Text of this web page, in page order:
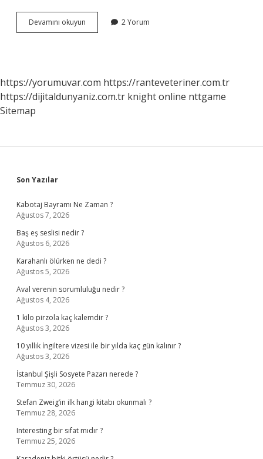
Devamını okuyun Bukalemun
Evde
2 Yorum
https://yorumuvar.com https://ranteveteriner.com.tr
https://dijitaldunyaniz.com.tr knight online nttgame
Sitemap
Sidebar
Son Yazılar
Kabotaj Bayramı Ne Zaman ?
Ağustos 7, 2026
Baş eş seslisi nedir ?
Ağustos 6, 2026
Karahanlı ölürken ne dedi ?
Ağustos 5, 2026
Aval verenin sorumluluğu nedir ?
Ağustos 4, 2026
1 kilo pirzola kaç kalemdir ?
Ağustos 3, 2026
10 yıllık İngiltere vizesi ile bir yılda kaç gün kalınır ?
Ağustos 3, 2026
İstanbul Şişli Sosyete Pazarı nerede ?
Temmuz 30, 2026
Stefan Zweig’in ilk hangi kitabı okunmalı ?
Temmuz 28, 2026
Interesting bir sıfat mıdır ?
Temmuz 25, 2026